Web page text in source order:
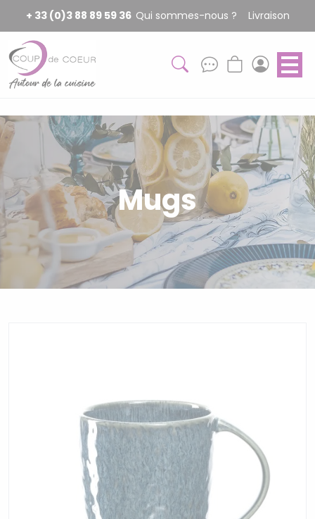
+ 33 (0)3 88 89 59 36 Qui sommes-nous ? Livraison
Mugs
Panneau de gestion des cookies